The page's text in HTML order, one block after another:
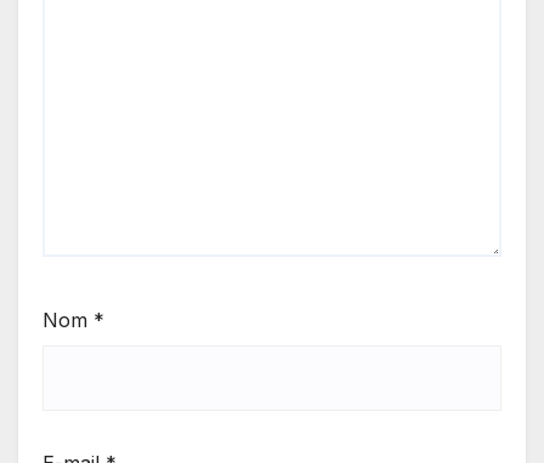
Nom *